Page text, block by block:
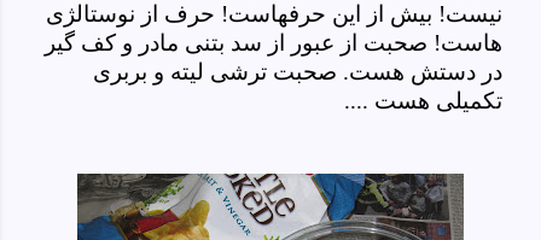
نیست! بیش از این حرفهاست! حرف از نوستالژی
هاست! صحبت از عبور از سد بتنی مادر و کف گیر
در دستش هست. صحبت ترشی لیته و بربری
تکمیلی هست ....